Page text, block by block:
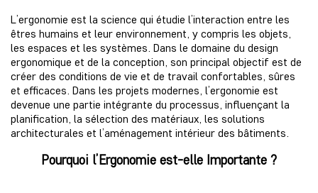
L’ergonomie est la science qui étudie l’interaction entre les
êtres humains et leur environnement, y compris les objets,
les espaces et les systèmes. Dans le domaine du design
ergonomique et de la conception, son principal objectif est de
créer des conditions de vie et de travail confortables, sûres
et efficaces. Dans les projets modernes, l’ergonomie est
devenue une partie intégrante du processus, influençant la
planification, la sélection des matériaux, les solutions
architecturales et l’aménagement intérieur des bâtiments.
Pourquoi l’Ergonomie est-elle Importante ?